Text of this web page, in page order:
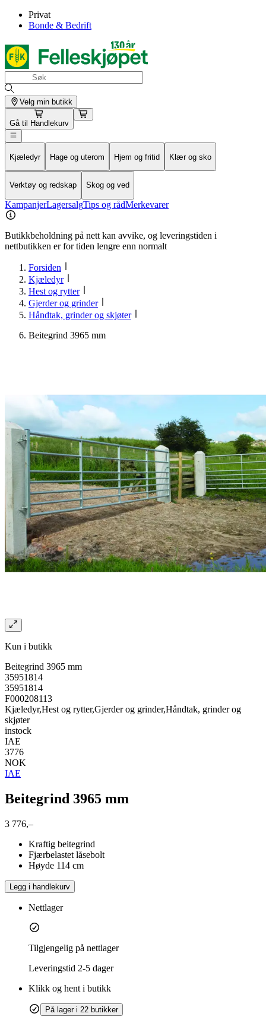
Privat
Bonde & Bedrift
Velg min butikk
Gå til Handlekurv
Kjæledyr Hage og uterom Hjem og fritid Klær og sko
Verktøy og redskap Skog og ved
KampanjerLagersalgTips og rådMerkevarer
Butikkbeholdning på nett kan avvike, og leveringstiden i
nettbutikken er for tiden lengre enn normalt
Forsiden
Kjæledyr
Hest og rytter
Gjerder og grinder
Håndtak, grinder og skjøter
Beitegrind 3965 mm
Kun i butikk
Beitegrind 3965 mm
35951814
35951814
F000208113
Kjæledyr,Hest og rytter,Gjerder og grinder,Håndtak, grinder og
skjøter
instock
IAE
3776
NOK
IAE
Beitegrind 3965 mm
3 776,–
Kraftig beitegrind
Fjærbelastet låsebolt
Høyde 114 cm
Legg i handlekurv
Nettlager
Tilgjengelig på nettlager
Leveringstid 2-5 dager
Klikk og hent i butikk
På lager i 22 butikker